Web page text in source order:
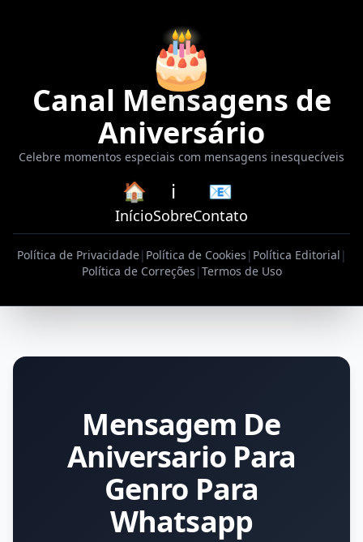
🎂
Canal Mensagens de
Aniversário
Celebre momentos especiais com mensagens inesquecíveis
🏠
Início
ℹ️
Sobre
📧
Contato
Política de Privacidade| Política de Cookies | Política Editorial |
Política de Correções |Termos de Uso
Mensagem De
Aniversario Para
Genro Para
Whatsapp